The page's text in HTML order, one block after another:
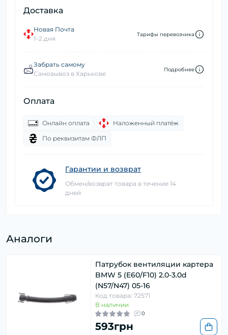
Доставка
Новая Почта
1–2 дня
Тарифы перевозчика
Забрать самому
Самовывоз в Харькове
Подробнее
Оплата
Онлайн оплата
Наложенный платёж
По реквизитам ФЛП
Гарантии и возврат
Обмен/возврат товара в течение 14
дней
Аналоги
Патрубок вентиляции картера
BMW 5 (E60/F10) 2.0-3.0d
(N57/N47) 05-16
Код товара: 72571
В наличии
0
593грн